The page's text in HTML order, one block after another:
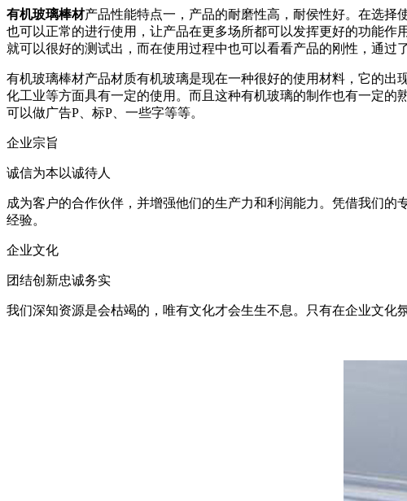
有机玻璃棒材产品性能特点一，产品的耐磨性高，耐侯性好。在选择
也可以正常的进行使用，让产品在更多场所都可以发挥更好的功能
就可以很好的测试出，而在使用过程中也可以看看产品的刚性，通过
有机玻璃棒材产品材质有机玻璃是现在一种很好的使用材料，它的出
化工业等方面具有一定的使用。而且这种有机玻璃的制作也有一定的
可以做广告P、标P、一些字等等。
企业宗旨
诚信为本以诚待人
成为客户的合作伙伴，并增强他们的生产力和利润能力。凭借我们
经验。
企业文化
团结创新忠诚务实
我们深知资源是会枯竭的，唯有文化才会生生不息。只有在企业文化